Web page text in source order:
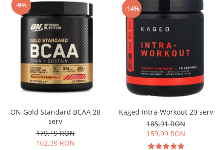
-9%
ON Gold Standard BCAA 28
serv
179,19 RON
162,39 RON
-14%
Kaged Intra-Workout 20 serv
185,91 RON
159,99 RON